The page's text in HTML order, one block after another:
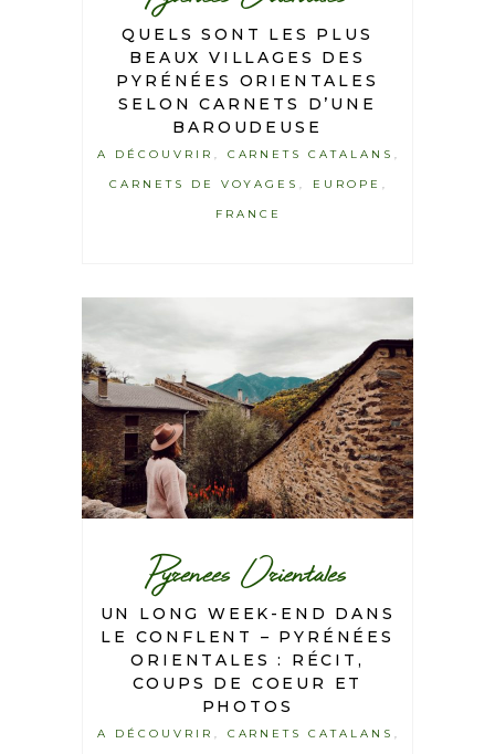
QUELS SONT LES PLUS
BEAUX VILLAGES DES
PYRÉNÉES ORIENTALES
SELON CARNETS D’UNE
BAROUDEUSE
A DÉCOUVRIR CARNETS CATALANS
CARNETS DE VOYAGES EUROPE
FRANCE
Pyrenees Orientales
UN LONG WEEK-END DANS
LE CONFLENT – PYRÉNÉES
ORIENTALES : RÉCIT,
COUPS DE COEUR ET
PHOTOS
A DÉCOUVRIR CARNETS CATALANS